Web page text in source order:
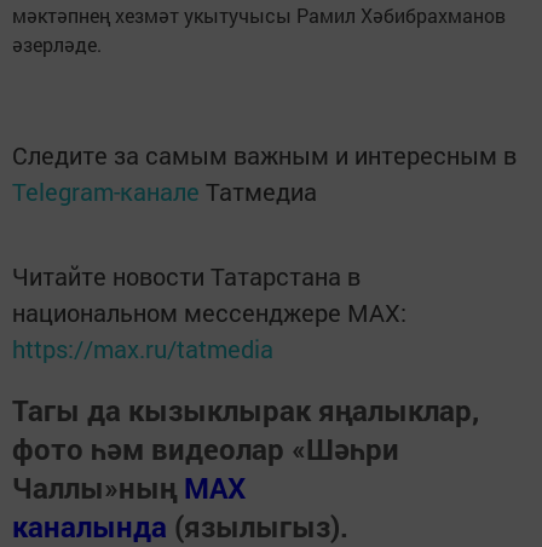
мәктәпнең хезмәт укытучысы Рамил Хәбибрахманов
әзерләде.
Следите за самым важным и интересным в
Telegram-канале Татмедиа
Читайте новости Татарстана в
национальном мессенджере MАХ:
https://max.ru/tatmedia
Тагы да кызыклырак яңалыклар,
фото һәм видеолар «Шәһри
Чаллы»ның MAX
каналында (язылыгыз).